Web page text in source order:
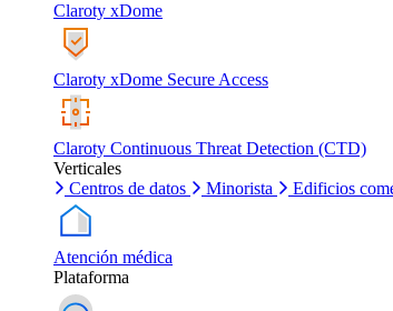
Claroty xDome
Claroty xDome Secure Access
Claroty Continuous Threat Detection (CTD)
Verticales
Centros de datos
Minorista Edificios
Atención médica
Plataforma